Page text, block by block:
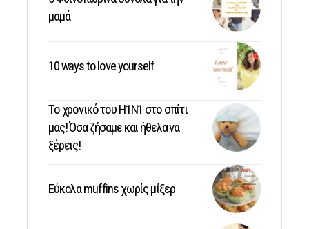
μαμά
10 ways to love yourself
Το χρονικό του Η1Ν1 στο σπίτι
μας! Όσα ζήσαμε και ήθελα να
ξέρεις!
Εύκολα muffins χωρίς μίξερ